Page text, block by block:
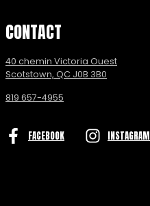
CONTACT
40 chemin Victoria Ouest
Scotstown, QC J0B 3B0
819 657-4955
FACEBOOK INSTAGRAM